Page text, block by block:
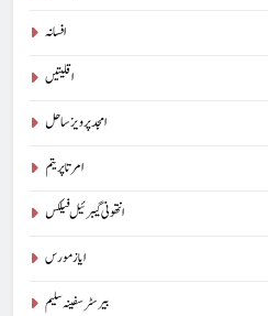
افسانہ
اقلیتیں
امجد پرویز ساحل
امرتا پریتم
انتھونی گیبرئیل فیلکس
ایاز مورس
بیرسٹرسفینہ سلیم